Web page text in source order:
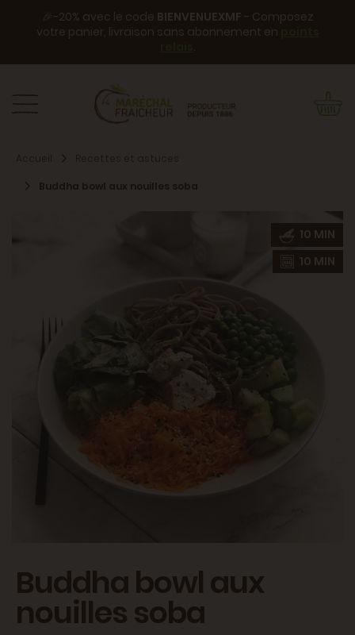
🎉-20% avec le code BIENVENUEXMF - Composez
votre panier, livraison sans abonnement en
.
Buddha bowl aux nouilles soba
10 MIN
10 MIN
Buddha bowl aux
nouilles soba